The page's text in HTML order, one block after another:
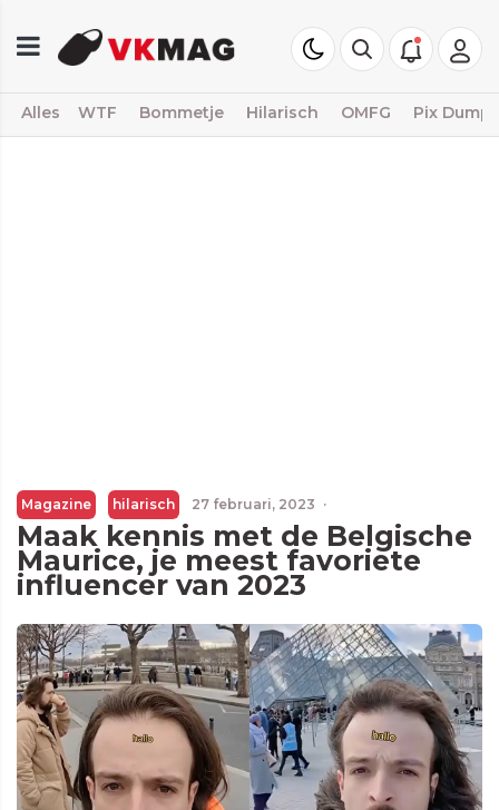
Alles WTF Bommetje Hilarisch OMFG Pix Dump
Magazine hilarisch 27 februari, 2023 ·
Maak kennis met de Belgische
Maurice, je meest favoriete
influencer van 2023